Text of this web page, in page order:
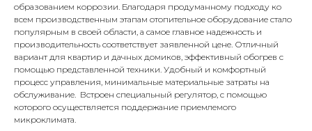
образованием коррозии. Благодаря продуманному подходу ко
всем производственным этапам отопительное оборудование стало
популярным в своей области, а самое главное надежность и
производительность соответствует заявленной цене. Отличный
вариант для квартир и дачных домиков, эффективный обогрев с
помощью представленной техники. Удобный и комфортный
процесс управления, минимальные материальные затраты на
обслуживание. Встроен специальный регулятор, с помощью
которого осуществляется поддержание приемлемого
микроклимата.
Телефон
8 495 233-79-79
Почта
iceicemarket@yandex.ru
8 985 233-79-79